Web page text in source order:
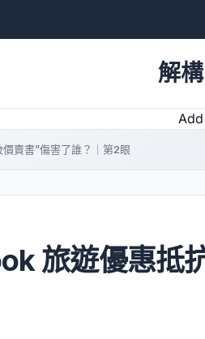
解
賣書”傷害了誰？｜第2眼
旅遊優惠抵